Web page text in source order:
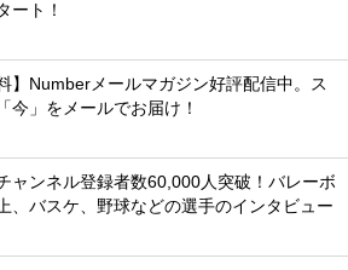
ート！
】Numberメールマガジン好評配信中。ス
今」をメールでお届け！
ャンネル登録者数60,000人突破！バレーボ
、バスケ、野球などの選手のインタビュー